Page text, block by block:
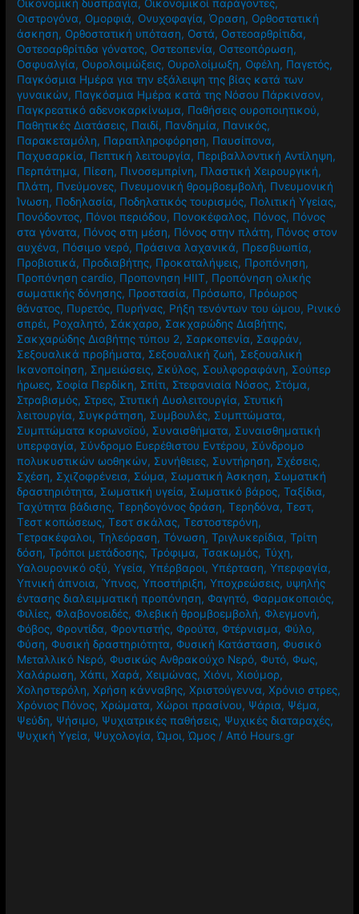
Οδοντοστοιχία,Όζον,οικιακά,Οικολογική συνείδηση
Οικονομική δυσπραγία ,Οικονομικοί παράγοντες,
Οιστρογόνα,Ομορφιά ,Ονυχοφαγία ,Όραση,Ορθοστατική
άσκηση,Ορθοστατική υπόταση,Οστά ,Οστεοαρθρίτιδα
Οστεοαρθρίτιδα γόνατος,Οστεοπενία,Οστεοπόρωση,
Οσφυαλγία , Ουρολοιμώξεις,Ουρολοίμωξη,Οφέλη ,Παγετός
Παγκόσμια Ημέρα για την εξάλειψη της βίας κατά των
γυναικών,Παγκόσμια Ημέρα κατά της Νόσου Πάρκινσον
Παγκρεατικό αδενοκαρκίνωμα,Παθήσεις ουροποιητικού
Παθητικές Διατάσεις,Παιδί,Πανδημία ,Πανικός,
Παρακεταμόλη,Παραπληροφόρηση,Παυσίπονα,
Παχυσαρκία ,Πεπτική λειτουργία, Περιβαλλοντική Αντίληψη
Περπάτημα,Πίεση, Πινοσεμπρίνη,Πλαστική Χειρουργική,
Πλάτη,Πνεύμονες,Πνευμονική θρομβοεμβολή,Πνευμονική
Ίνωση,Ποδηλασία, Ποδηλατικός τουρισμός, Πολιτική Υγείας
Πονόδοντος , Πόνοι περιόδου, Πονοκέφαλος,Πόνος,Πόνος
στα γόνατα,Πόνος στη μέση,Πόνος στην πλάτη,Πόνος στον
αυχένα,Πόσιμο νερό,Πράσινα λαχανικά, Πρεσβυωπία
Προβιοτικά,Προδιαβήτης,Προκαταλήψεις,Προπόνηση,
Προπόνηση cardio,Προπονηση HIIT,Προπόνηση ολικής
σωματικής δόνησης,Προστασία,Πρόσωπο, Πρόωρος
θάνατος ,Πυρετός ,Πυρήνας ,Ρήξη τενόντων του ώμου
σπρέι,Ροχαλητό,Σάκχαρο,Σακχαρώδης Διαβήτης,
Σακχαρώδης Διαβήτης τύπου 2,Σαρκοπενία,Σαφράν,
Σεξουαλικά προβήματα,Σεξουαλική ζωή,Σεξουαλική
Ικανοποίηση, Σημειώσεις,Σκύλος,Σουλφοραφάνη,Σούπερ
ήρωες,Σοφία Περδίκη,Σπίτι,Στεφανιαία Νόσος,Στόμα
Στραβισμός ,Στρες,Στυτική Δυσλειτουργία,Στυτική
λειτουργία,Συγκράτηση, Συμβουλές,Συμπτώματα,
Συμπτώματα κορωνοϊού,Συναισθήματα,Συναισθηματική
υπερφαγία,Σύνδρομο Ευερέθιστου Εντέρου,Σύνδρομο
πολυκυστικών ωοθηκών,Συνήθειες,Συντήρηση ,Σχέσεις,
Σχέση,Σχιζοφρένεια,Σώμα,Σωματική Άσκηση,Σωματική
δραστηριότητα,Σωματική υγεία,Σωματικό βάρος, Ταξίδια
Ταχύτητα βάδισης,Τερηδογόνος δράση ,Τερηδόνα
Τεστ κοπώσεως,Τεστ σκάλας,Τεστοστερόνη,
Τετρακέφαλοι,Τηλεόραση ,Τόνωση,Τριγλυκερίδια,Τρίτη
δόση,Τρόποι μετάδοσης, Τρόφιμα,Τσακωμός,Τύχη,
Υαλουρονικό οξύ,Υγεία , Υπέρβαροι, Υπέρταση,Υπερφαγία
Υπνική άπνοια,Ύπνος,Υποστήριξη ,Υποχρεώσεις,υψηλής
έντασης διαλειμματική προπόνηση,Φαγητό,Φαρμακοποιός
Φιλίες, Φλαβονοειδές,Φλεβική θρομβοεμβολή,Φλεγμονή
Φόβος ,Φροντίδα,Φροντιστής, Φρούτα ,Φτέρνισμα,Φύλο,
Φύση,Φυσική δραστηριότητα,Φυσική Κατάσταση,Φυσικό
Μεταλλικό Νερό, Φυσικώς Ανθρακούχο Νερό,Φυτό
Χαλάρωση,Χάπι,Χαρά,Χειμώνας,Χιόνι,Χιούμορ,
Χοληστερόλη,Χρήση κάνναβης, Χριστούγεννα,Χρόνιο στρες
Χρόνιος Πόνος, Χρώματα,Χώροι πρασίνου,Ψάρια,Ψέμα,
Ψεύδη, Ψήσιμο , Ψυχιατρικές παθήσεις , Ψυχικές διαταραχές